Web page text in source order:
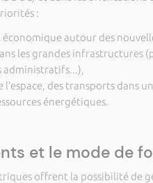
:
autour des
les grandes infrastructures
administratifs...),
l’espace, des transports dans
énergétiques.
et le mode de
offrent la possibilité de